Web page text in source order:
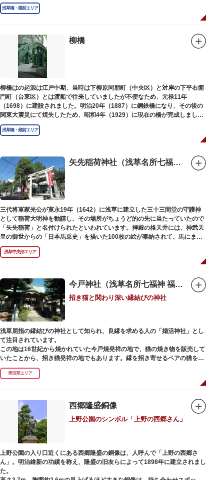
浅草橋・蔵前エリア
柳橋
柳橋はの起源は江戸中期、当時は下柳原同朋町（中央区）と対岸の下平右衛
門町（台東区）とは渡船で往来していましたが不便なため、元禄11年
（1698）に建設されました。明治20年（1887）に鋼鉄橋になり、その後の
関東大震災にて焼失したため、昭和4年（1929）に現在の橋が完成しまし
た。
浅草橋・蔵前エリア
矢先稲荷神社（浅草名所七福神 福禄寿）
三代将軍家光公が寛永19年（1642）に浅草に建立した三十三間堂の守護神
として稲荷大明神を勧請し、その場所がちょうど的の先に当たっていたので
「矢先稲荷」と名付けられたといわれています。拝殿の格天井には、神武天
皇の御世からの「日本馬乗史」を描いた100枚の絵が奉納されて、馬にまつ
わる歴史が一目瞭然に理解できます。
浅草中央部エリア
今戸神社（浅草名所七福神 福禄寿）
招き猫と関わり深い縁結びの神社
浅草屈指の縁結びの神社として知られ、良縁を求める人の「婚活神社」とし
て注目されています。
この地は16世紀から焼かれていた今戸焼発祥の地で、猫の焼き物を販売して
いたことから、招き猫発祥の地でもあります。縁を招き寄せるペアの猫をモ
チーフにした絵馬や御朱印帳も人気です。
1063（康平6）年、時の奥羽鎮守府源頼朝・義家父子が祈願し鎌倉の鶴ヶ丘
末に活躍した新選組沖田総司の終焉の地の碑も佇んでいます。また、浅草名
所七福神の福禄寿が祀られており、七福神詣りの参拝客でも賑わうスポット
奥浅草エリア
西郷隆盛銅像
上野公園のシンボル「上野の西郷さん」
上野公園の入り口近くにある西郷隆盛の銅像は、人呼んで「上野の西郷さ
ん」。明治維新の功績を称え、隆盛の旧友らによって1898年に建立されまし
た。